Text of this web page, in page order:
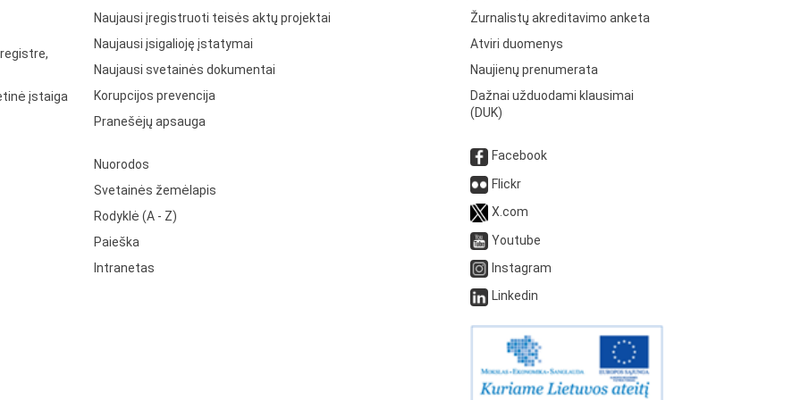
įstaiga
Naujausi įregistruoti teisės aktų projektai
Naujausi įsigalioję įstatymai
Naujausi svetainės dokumentai
Korupcijos prevencija
Pranešėjų apsauga
Nuorodos
Svetainės žemėlapis
Rodyklė (A - Z)
Paieška
Intranetas
Žurnalistų akreditavimo anketa
Atviri duomenys
Naujienų prenumerata
Dažnai užduodami klausimai
(DUK)
Facebook
Flickr
X.com
Youtube
Instagram
Linkedin